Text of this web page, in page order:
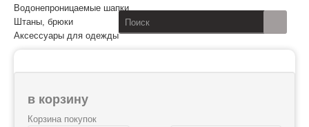
Водонепроницаемые шапки
Штаны, брюки
Аксессуары для одежды
в корзину
Корзина покупок